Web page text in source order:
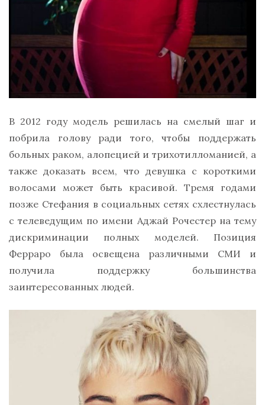
В 2012 году модель решилась на смелый шаг и
побрила голову ради того, чтобы поддержать
больных раком, алопецией и трихотилломанией, а
также доказать всем, что девушка с короткими
волосами может быть красивой. Тремя годами
позже Стефания в социальных сетях схлестнулась
с телеведущим по имени Аджай Рочестер на тему
дискриминации полных моделей. Позиция
Ферраро была освещена различными СМИ и
получила поддержку большинства
заинтересованных людей.